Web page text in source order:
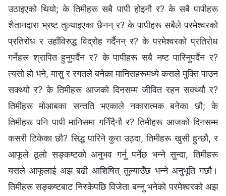
उठाइएको थियो; के तिमीहरू सबै पापी होइनौ र? के सबै पापीहरू
शैतानद्वारा भ्रष्ट तुल्याइएका छैनन् र? के पापीहरू सबैले परमेश्‍वरको
प्रतिरोध र उहाँविरुद्ध विद्रोह गर्दैनन् र? के परमेश्‍वरको प्रतिरोध
गर्नेहरू श्रापित हुनुपर्दैन र? के पापीहरू सबै नष्ट पारिनुपर्दैन र?
त्यसो हो भने, मासु र रगतले बनेका मानिसहरूमध्ये कसले मुक्ति पाउन
सक्थ्यो र? के तिमीहरू आजको दिनसम्म जीवित रहन सक्थ्यौ र?
तिमीहरू मोआबका सन्तति भएकाले नकारात्मक बनेका छौ; के
तिमीहरू पनि पापी मानिसमा गनिँदैनौ र? तिमीहरू आजको दिनसम्म
कसरी टिकेका छौ? सिद्ध पारिने कुरा उठ्दा, तिमीहरू खुसी हुन्छौ, र
आफूले ठूलो सङ्कष्टको अनुभव गर्नु पर्नेछ भन्ने सुन्दा, तिमीहरू
यसले आफूलाई अझ बढी आशिषित् तुल्याउँछ भन्‍ने अनुभूति गर्छौ।
तिमीहरू सङ्कष्टबाट निस्केपछि विजेता बन्‍नु भनेको परमेश्‍वरको अझ